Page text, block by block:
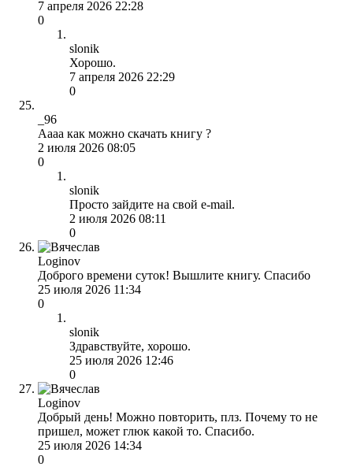
7 апреля 2026 22:28
0
slonik
Хорошо.
7 апреля 2026 22:29
0
_96
Аааа как можно скачать книгу ?
2 июля 2026 08:05
0
slonik
Просто зайдите на свой e-mail.
2 июля 2026 08:11
0
Loginov
Доброго времени суток! Вышлите книгу. Спасибо
25 июля 2026 11:34
0
slonik
Здравствуйте, хорошо.
25 июля 2026 12:46
0
Loginov
Добрый день! Можно повторить, плз. Почему то не
пришел, может глюк какой то. Спасибо.
25 июля 2026 14:34
0